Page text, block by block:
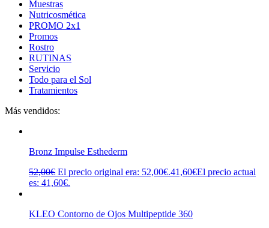
Muestras
Nutricosmética
PROMO 2x1
Promos
Rostro
RUTINAS
Servicio
Todo para el Sol
Tratamientos
Más vendidos:
Bronz Impulse Esthederm
52,00€ El precio original era: 52,00€.41,60€El precio actual
es: 41,60€.
KLEO Contorno de Ojos Multipeptide 360